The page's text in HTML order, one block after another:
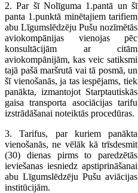
2. Par šī Nolīguma 1.pantā un šī
panta 1.punktā minētajiem tarifiem
abu Līgumslēdzēju Pušu nozīmētās
aviokompānijas vienojas pēc
konsultācijām ar citām
aviokompānijām, kas veic satiksmi
tajā pašā maršrutā vai tā posmā, un
šī vienošanās, ja tas iespējams, tiek
panākta, izmantojot Starptautiskās
gaisa transporta asociācijas tarifu
izstrādāšanai noteiktās procedūras.
3. Tarifus, par kuriem panākta
vienošanās, ne vēlāk kā trīsdesmit
(30) dienas pirms to paredzētās
ieviešanas iesniedz apstiprināšanai
abu Līgumslēdzēju Pušu aviācijas
institūcijām.